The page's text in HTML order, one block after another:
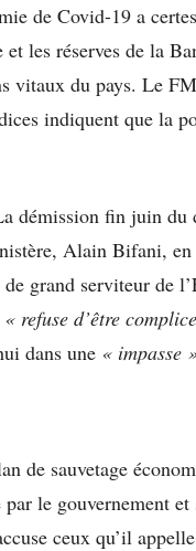
de Covid-19 a
les réserves de la
vitaux du pays. Le
indiquent que la
démission fin juin
Alain Bifani,
grand serviteur de
« refuse d’être
dans une « impasse
de sauvetage
le gouvernement et
ceux qu’il appelle